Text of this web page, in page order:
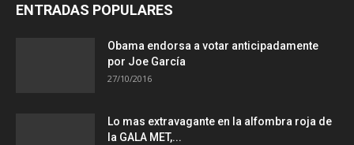
ENTRADAS POPULARES
Obama endorsa a votar anticipadamente
por Joe García
27/10/2016
Lo mas extravagante en la alfombra roja de
la GALA MET,...